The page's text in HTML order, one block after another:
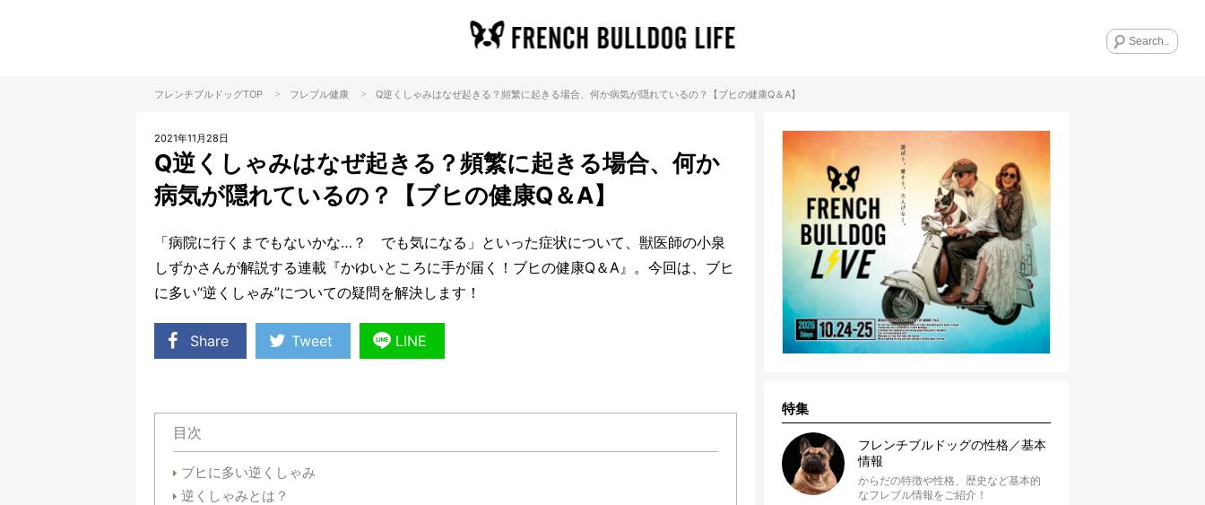
フレンチブルドッグTOP > フレブル健康 > Q逆くしゃみはなぜ起きる？頻繁に起きる場合、何か病気が隠れているの？【ブヒの健康Q＆A】
2021年11月28日
Q逆くしゃみはなぜ起きる？頻繁に起きる場合、何か
病気が隠れているの？【ブヒの健康Q＆A】
「病院に行くまでもないかな…？ でも気になる」といった症状について、獣医師の小泉
しずかさんが解説する連載『かゆいところに手が届く！ブヒの健康Q＆A』。今回は、ブヒ
に多い“逆くしゃみ”についての疑問を解決します！
Share Tweet LINE
目次
ブヒに多い逆くしゃみ
逆くしゃみとは？
特集
フレンチブルドッグの性格／基本
情報
からだの特徴や性格、歴史など基本的
なフレブル情報をご紹介！